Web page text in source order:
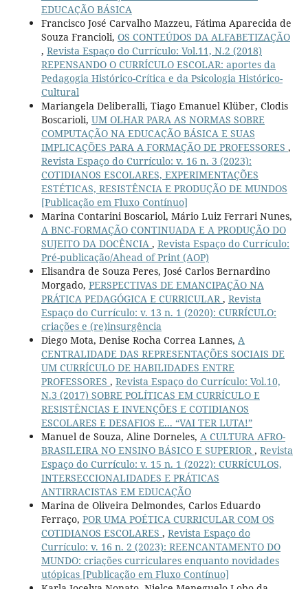
EDUCAÇÃO BÁSICA
Francisco José Carvalho Mazzeu, Fátima Aparecida de
Souza Francioli, OS CONTEÚDOS DA ALFABETIZAÇÃO
, Revista Espaço do Currículo: Vol.11, N.2 (2018)
REPENSANDO O CURRÍCULO ESCOLAR: aportes da
Pedagogia Histórico-Crítica e da Psicologia Histórico-
Cultural
Mariangela Deliberalli, Tiago Emanuel Klüber, Clodis
Boscarioli, UM OLHAR PARA AS NORMAS SOBRE
COMPUTAÇÃO NA EDUCAÇÃO BÁSICA E SUAS
IMPLICAÇÕES PARA A FORMAÇÃO DE PROFESSORES ,
Revista Espaço do Currículo: v. 16 n. 3 (2023):
COTIDIANOS ESCOLARES, EXPERIMENTAÇÕES
ESTÉTICAS, RESISTÊNCIA E PRODUÇÃO DE MUNDOS
[Publicação em Fluxo Contínuo]
Marina Contarini Boscariol, Mário Luiz Ferrari Nunes,
A BNC-FORMAÇÃO CONTINUADA E A PRODUÇÃO DO
SUJEITO DA DOCÊNCIA , Revista Espaço do Currículo:
Pré-publicação/Ahead of Print (AOP)
Elisandra de Souza Peres, José Carlos Bernardino
Morgado, PERSPECTIVAS DE EMANCIPAÇÃO NA
PRÁTICA PEDAGÓGICA E CURRICULAR, Revista
Espaço do Currículo: v. 13 n. 1 (2020): CURRÍCULO:
criações e (re)insurgência
Diego Mota, Denise Rocha Correa Lannes, A
CENTRALIDADE DAS REPRESENTAÇÕES SOCIAIS DE
UM CURRÍCULO DE HABILIDADES ENTRE
PROFESSORES , Revista Espaço do Currículo: Vol.10,
N.3 (2017) SOBRE POLÍTICAS EM CURRÍCULO E
RESISTÊNCIAS E INVENÇÕES E COTIDIANOS
ESCOLARES E DESAFIOS E... “VAI TER LUTA!”
Manuel de Souza, Aline Dorneles, A CULTURA AFRO-
BRASILEIRA NO ENSINO BÁSICO E SUPERIOR, Revista
Espaço do Currículo: v. 15 n. 1 (2022): CURRÍCULOS,
INTERSECCIONALIDADES E PRÁTICAS
ANTIRRACISTAS EM EDUCAÇÃO
Marina de Oliveira Delmondes, Carlos Eduardo
Ferraço, POR UMA POÉTICA CURRICULAR COM OS
COTIDIANOS ESCOLARES , Revista Espaço do
Currículo: v. 16 n. 2 (2023): REENCANTAMENTO DO
MUNDO: criações curriculares enquanto novidades
utópicas [Publicação em Fluxo Contínuo]